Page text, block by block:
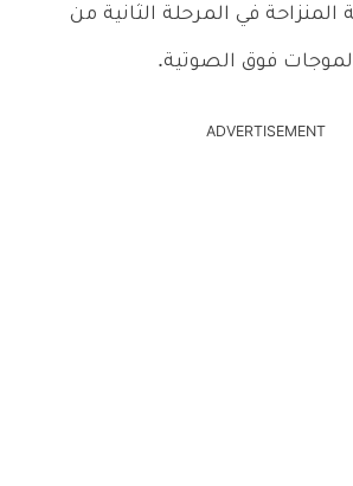
في المرحلة الثانية من
فوق الصوتية.
ADVERTISEMENT